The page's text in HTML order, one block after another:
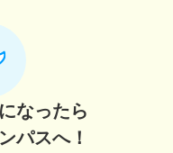
なったら
パスへ！